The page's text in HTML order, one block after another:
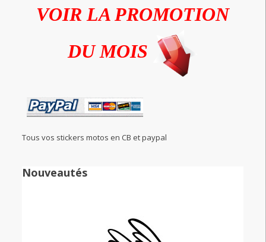
VOIR LA PROMOTION
DU MOIS
Tous vos stickers motos en CB et paypal
Nouveautés